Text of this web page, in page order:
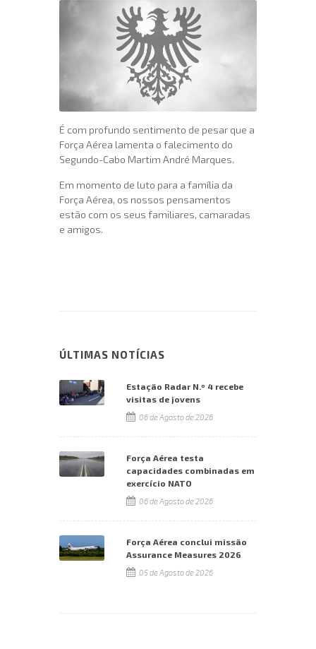
É com profundo sentimento de pesar que a
Força Aérea lamenta o falecimento do
Segundo-Cabo Martim André Marques.
Em momento de luto para a família da
Força Aérea, os nossos pensamentos
estão com os seus familiares, camaradas
e amigos.
ÚLTIMAS NOTÍCIAS
Estação Radar N.º 4 recebe
visitas de jovens
06 de Agosto de 2026
Força Aérea testa
capacidades combinadas em
exercício NATO
06 de Agosto de 2026
Força Aérea conclui missão
Assurance Measures 2026
05 de Agosto de 2026